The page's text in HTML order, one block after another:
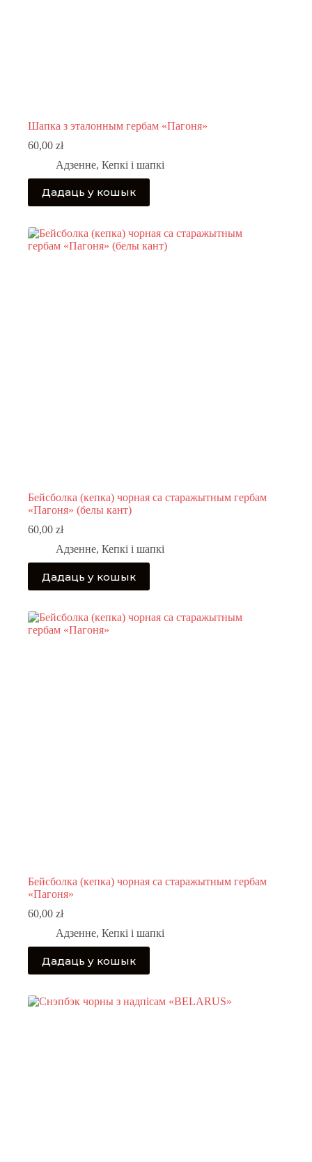
Шапка з эталонным гербам «Пагоня»
60,00 zł
Адзенне, Кепкі і шапкі
Дадаць у кошык
Бейсболка (кепка) чорная са старажытным гербам
«Пагоня» (белы кант)
60,00 zł
Адзенне, Кепкі і шапкі
Дадаць у кошык
Бейсболка (кепка) чорная са старажытным гербам
«Пагоня»
60,00 zł
Адзенне, Кепкі і шапкі
Дадаць у кошык